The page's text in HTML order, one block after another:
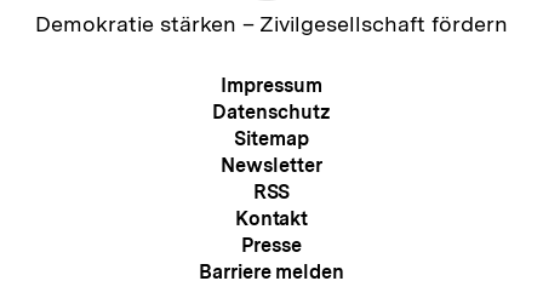
Zur
Demokratie stärken – Zivilgesellschaft fördern
Meta-
Navigation
Impressum
Datenschutz
Sitemap
Newsletter
RSS
Kontakt
Presse
Barriere melden